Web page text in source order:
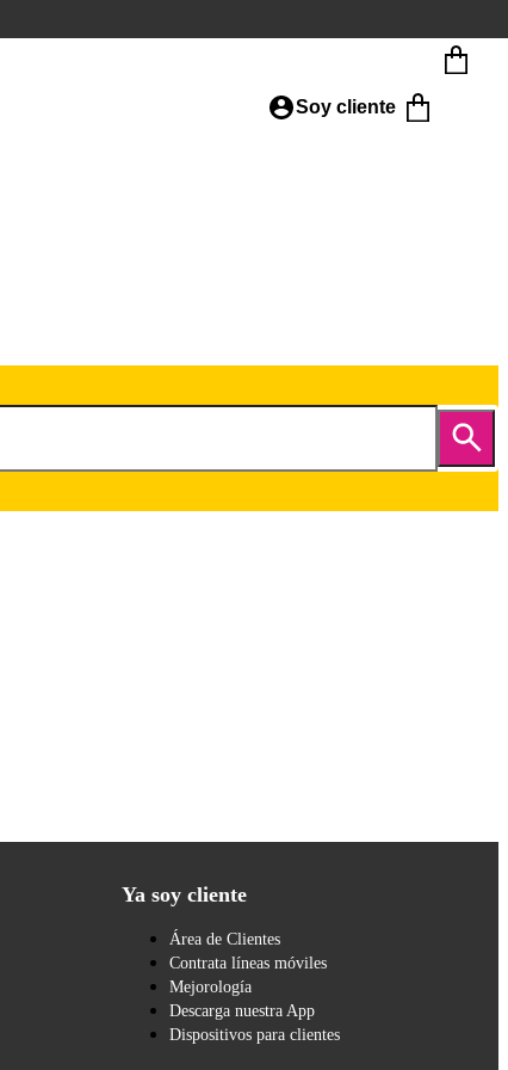
Soy cliente
Ya soy cliente
Área de Clientes
Contrata líneas móviles
Mejorología
Descarga nuestra App
Dispositivos para clientes